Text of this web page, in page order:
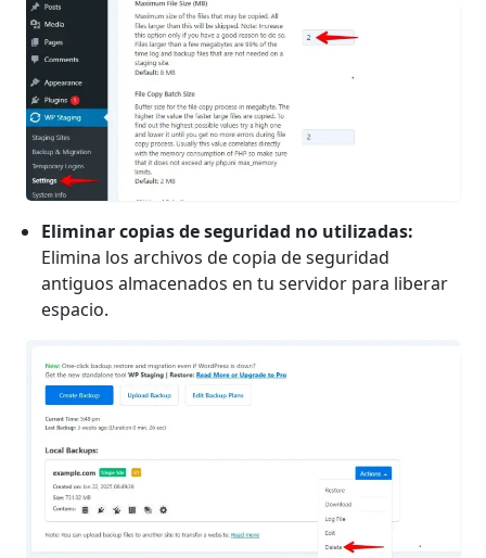
Eliminar copias de seguridad no utilizadas:
Elimina los archivos de copia de seguridad
antiguos almacenados en tu servidor para liberar
espacio.